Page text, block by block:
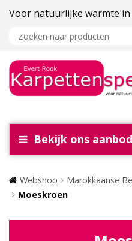
Voor natuurlijke warmte
Bekijk ons aanbod
Webshop Marokkaanse
Moeskroen